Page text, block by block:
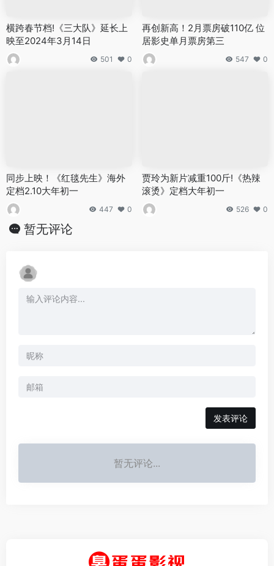
横跨春节档!《三大队》延长上
映至2024年3月14日
501 0
再创新高！2月票房破110亿 位
居影史单月票房第三
547 0
同步上映！《红毯先生》海外
定档2.10大年初一
447 0
贾玲为新片减重100斤!《热辣
滚烫》定档大年初一
526 0
暂无评论
发表评论
暂无评论...